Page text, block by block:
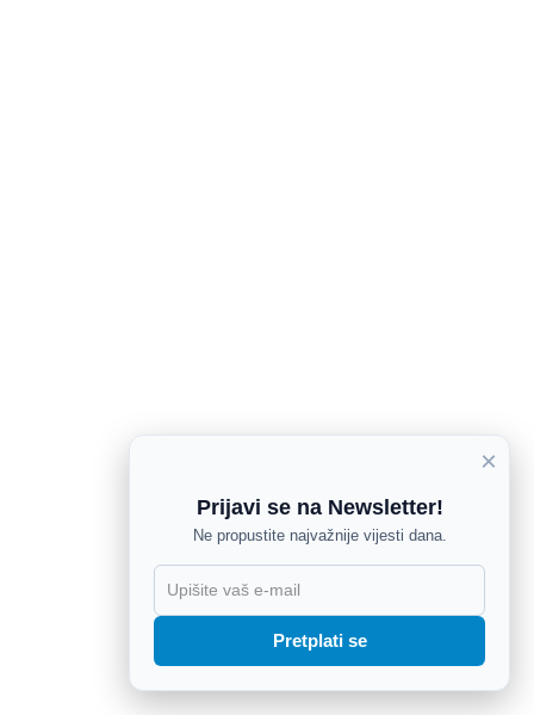
×
Prijavi se na Newsletter!
Ne propustite najvažnije vijesti dana.
Pretplati se